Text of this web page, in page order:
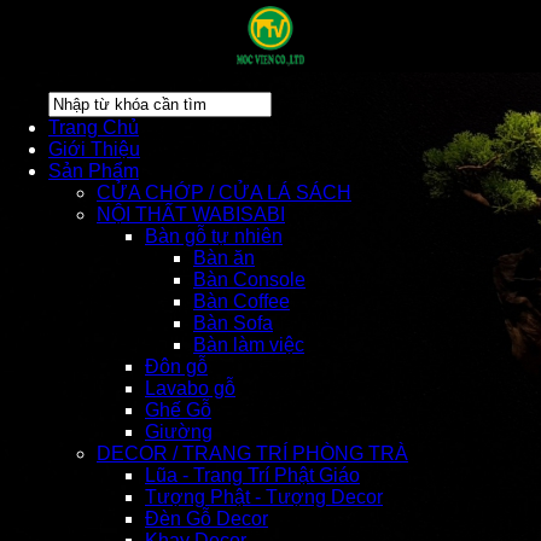
Trang Chủ
Giới Thiệu
Sản Phẩm
CỬA CHỚP / CỬA LÁ SÁCH
NỘI THẤT WABISABI
Bàn gỗ tự nhiên
Bàn ăn
Bàn Console
Bàn Coffee
Bàn Sofa
Bàn làm việc
Đôn gỗ
Lavabo gỗ
Ghế Gỗ
Giường
DECOR / TRANG TRÍ PHÒNG TRÀ
Lũa - Trang Trí Phật Giáo
Tượng Phật - Tượng Decor
Đèn Gỗ Decor